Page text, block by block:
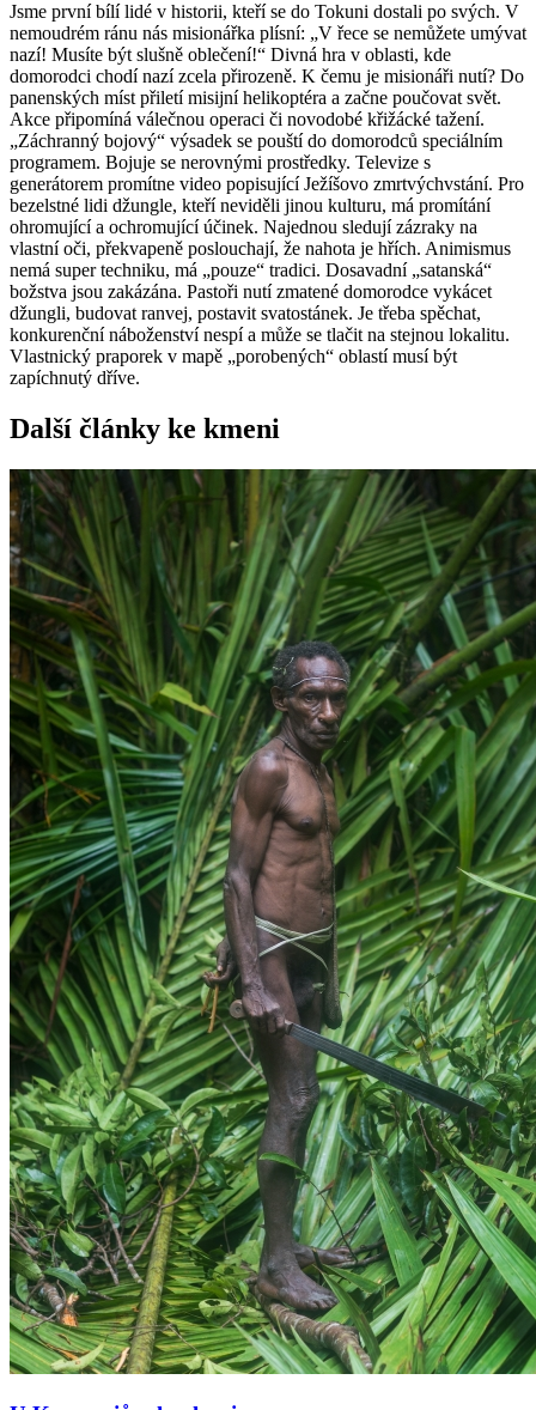
Jsme první bílí lidé v historii, kteří se do Tokuni dostali po svých. V
nemoudrém ránu nás misionářka plísní: „V řece se nemůžete umývat
nazí! Musíte být slušně oblečení!“ Divná hra v oblasti, kde
domorodci chodí nazí zcela přirozeně. K čemu je misionáři nutí? Do
panenských míst přiletí misijní helikoptéra a začne poučovat svět.
Akce připomíná válečnou operaci či novodobé křižácké tažení.
„Záchranný bojový“ výsadek se pouští do domorodců speciálním
programem. Bojuje se nerovnými prostředky. Televize s
generátorem promítne video popisující Ježíšovo zmrtvýchvstání. Pro
bezelstné lidi džungle, kteří neviděli jinou kulturu, má promítání
ohromující a ochromující účinek. Najednou sledují zázraky na
vlastní oči, překvapeně poslouchají, že nahota je hřích. Animismus
nemá super techniku, má „pouze“ tradici. Dosavadní „satanská“
božstva jsou zakázána. Pastoři nutí zmatené domorodce vykácet
džungli, budovat ranvej, postavit svatostánek. Je třeba spěchat,
konkurenční náboženství nespí a může se tlačit na stejnou lokalitu.
Vlastnický praporek v mapě „porobených“ oblastí musí být
zapíchnutý dříve.
Další články ke kmeni